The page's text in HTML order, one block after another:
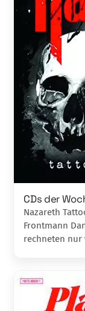
CDs der
Nazareth
Frontmann
rechneten nur